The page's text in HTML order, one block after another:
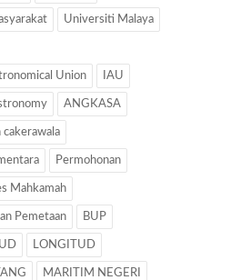
Universiti Malaya
Union IAU
ANGKASA
cakerawala
Permohonan
Mahkamah
Pemetaan BUP
LONGITUD
MARITIM NEGERI